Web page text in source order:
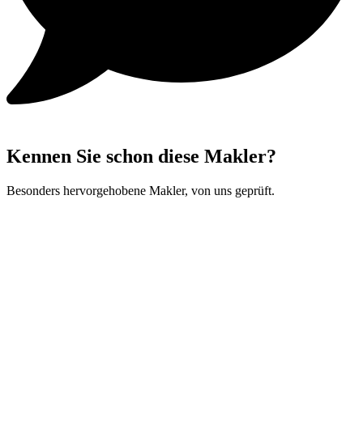
Kennen Sie schon diese Makler?
Besonders hervorgehobene Makler, von uns geprüft.